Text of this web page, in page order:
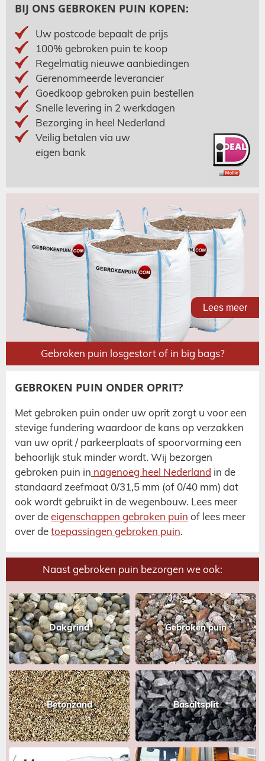
BIJ ONS GEBROKEN PUIN KOPEN:
Uw postcode bepaalt de prijs
100% gebroken puin te koop
Regelmatig nieuwe aanbiedingen
Gerenommeerde leverancier
Goedkoop gebroken puin bestellen
Snelle levering in 2 werkdagen
Bezorging in heel Nederland
Veilig betalen via uw
eigen bank
Lees meer
Gebroken puin losgestort of in big bags?
GEBROKEN PUIN ONDER OPRIT?
Met gebroken puin onder uw oprit zorgt u voor een
stevige fundering waardoor de kans op verzakken
van uw oprit / parkeerplaats of spoorvorming een
behoorlijk stuk minder wordt. Wij bezorgen
gebroken puin in nagenoeg heel Nederland in de
standaard zeefmaat 0/31,5 mm (of 0/40 mm) dat
ook wordt gebruikt in de wegenbouw. Lees meer
over deeigenschappen gebroken puin of lees meer
over detoepassingen gebroken puin.
Naast gebroken puin bezorgen we ook:
Dakgrind Gebroken puin
Betonzand Basaltsplit